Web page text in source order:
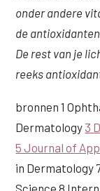
onder andere
de
De rest van je
reeks
bronnen 1
Dermatology 3
5 Journal of
in Dermatology